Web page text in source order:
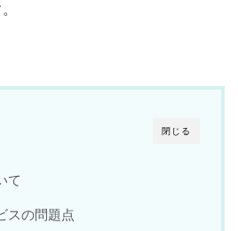
閉じる
て
スの問題点